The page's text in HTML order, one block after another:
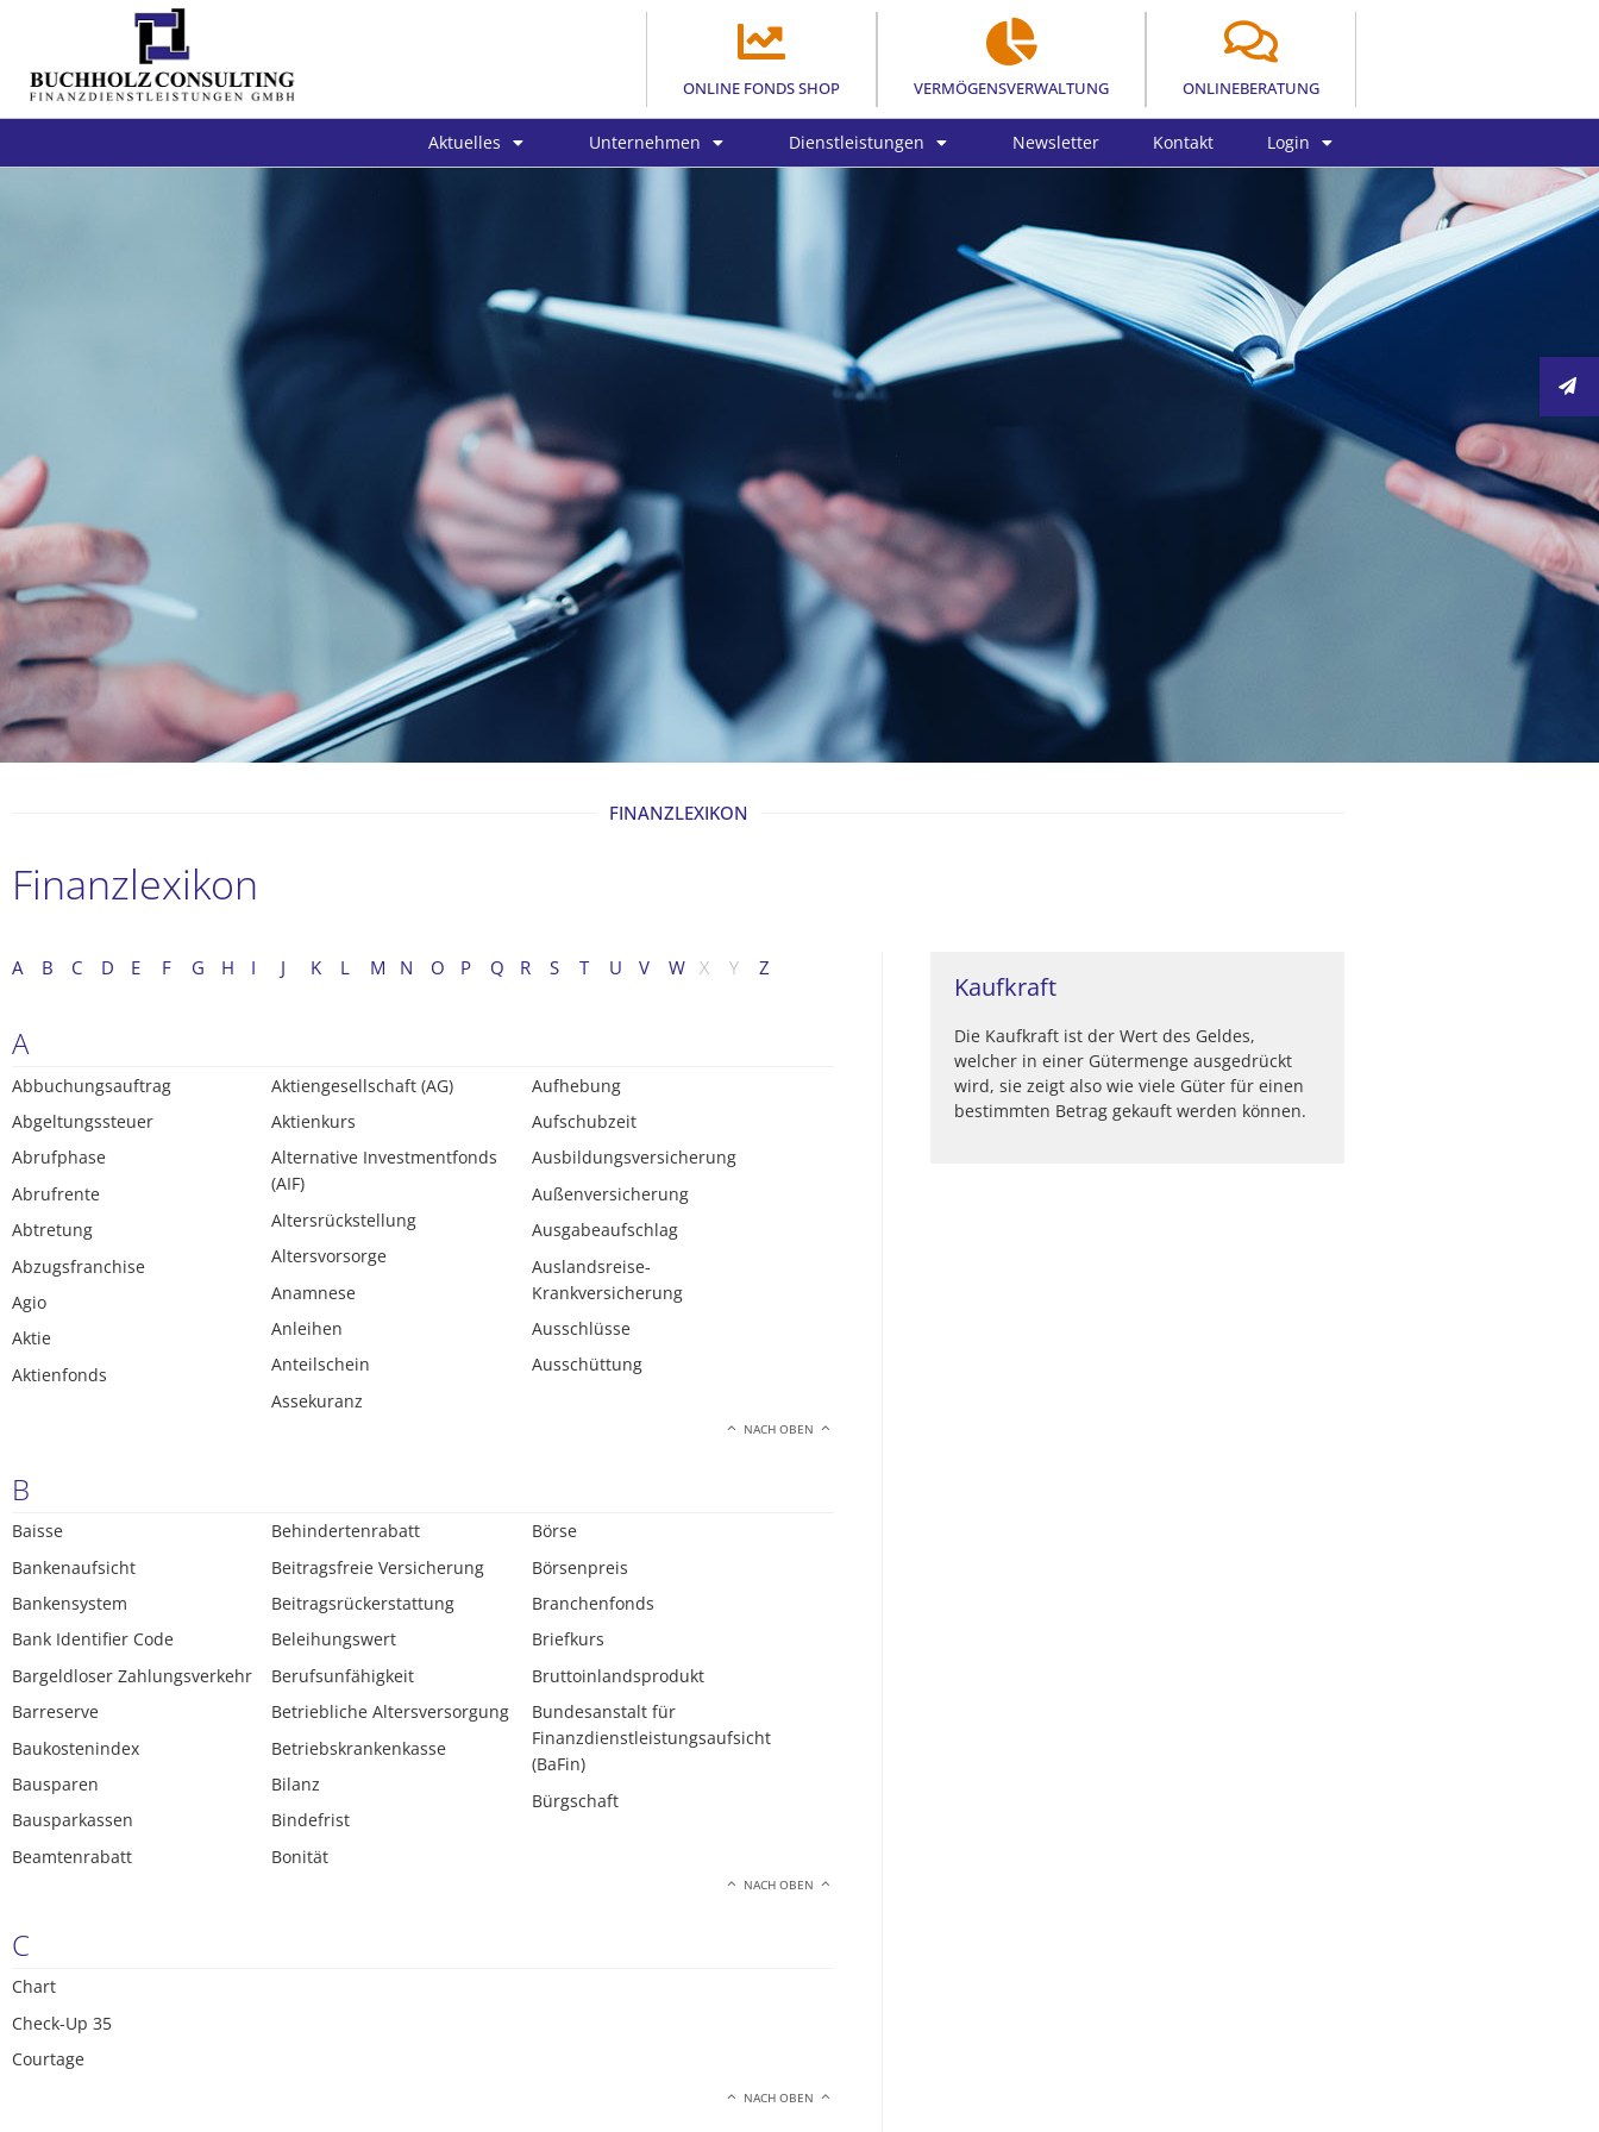
ONLINE FONDS SHOP VERMÖGENSVERWALTUNG ONLINEBERATUNG
Aktuelles Unternehmen Dienstleistungen Newsletter Kontakt Login
FINANZLEXIKON
Finanzlexikon
A B C D E F G H I J K L M N O P Q R S T U V W X Y Z
A
Abbuchungsauftrag
Abgeltungssteuer
Abrufphase
Abrufrente
Abtretung
Abzugsfranchise
Agio
Aktie
Aktienfonds
Aktiengesellschaft (AG)
Aktienkurs
Alternative Investmentfonds
(AIF)
Altersrückstellung
Altersvorsorge
Anamnese
Anleihen
Anteilschein
Assekuranz
Aufhebung
Aufschubzeit
Ausbildungsversicherung
Außenversicherung
Ausgabeaufschlag
Auslandsreise-
Krankversicherung
Ausschlüsse
Ausschüttung
NACH OBEN
B
Baisse
Bankenaufsicht
Bankensystem
Bank Identifier Code
Bargeldloser Zahlungsverkehr
Barreserve
Baukostenindex
Bausparen
Bausparkassen
Beamtenrabatt
Behindertenrabatt
Beitragsfreie Versicherung
Beitragsrückerstattung
Beleihungswert
Berufsunfähigkeit
Betriebliche Altersversorgung
Betriebskrankenkasse
Bilanz
Bindefrist
Bonität
Börse
Börsenpreis
Branchenfonds
Briefkurs
Bruttoinlandsprodukt
Bundesanstalt für
Finanzdienstleistungsaufsicht
(BaFin)
Bürgschaft
NACH OBEN
C
Chart
Check-Up 35
Courtage
NACH OBEN
Kaufkraft
Die Kaufkraft ist der Wert des Geldes,
welcher in einer Gütermenge ausgedrückt
wird, sie zeigt also wie viele Güter für einen
bestimmten Betrag gekauft werden können.